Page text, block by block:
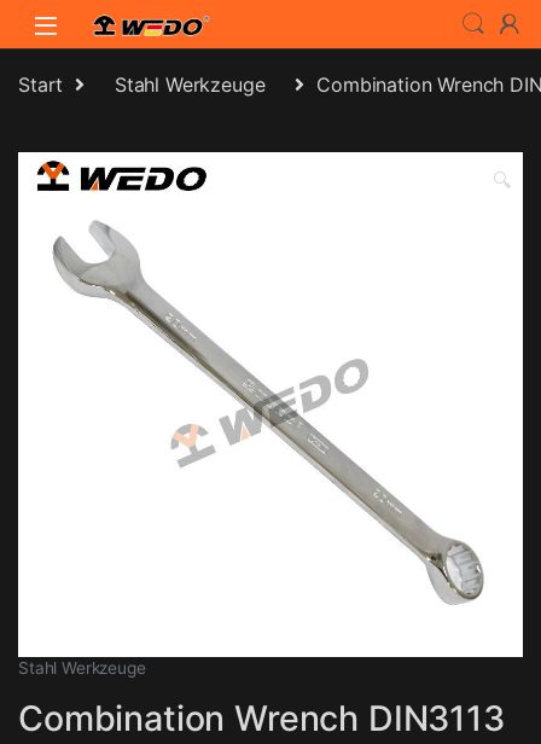
Skip to navigation
Skip to content
Start Stahl Werkzeuge Combination Wrench
🔍
Stahl Werkzeuge
Combination Wrench DIN3113